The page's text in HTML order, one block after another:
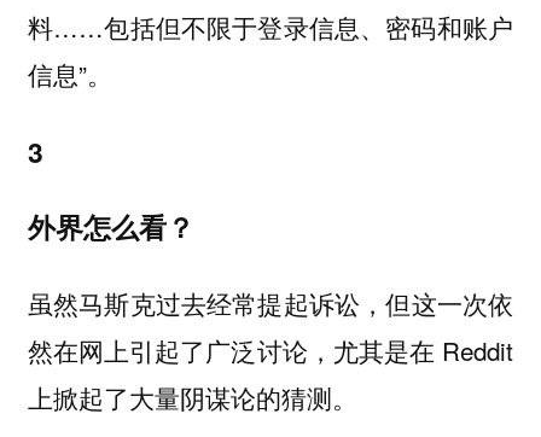
料……包括但不限于登录信息、密码和账户
信息”。
3
外界怎么看？
虽然马斯克过去经常提起诉讼，但这一次依
然在网上引起了广泛讨论，尤其是在 Reddit
上掀起了大量阴谋论的猜测。